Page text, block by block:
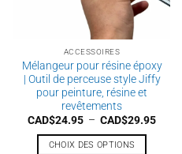
ACCESSOIRES
Mélangeur pour résine époxy
| Outil de perceuse style Jiffy
pour peinture, résine et
revêtements
CAD$24.95 – CAD$29.95Plage
CHOIX DES OPTIONS